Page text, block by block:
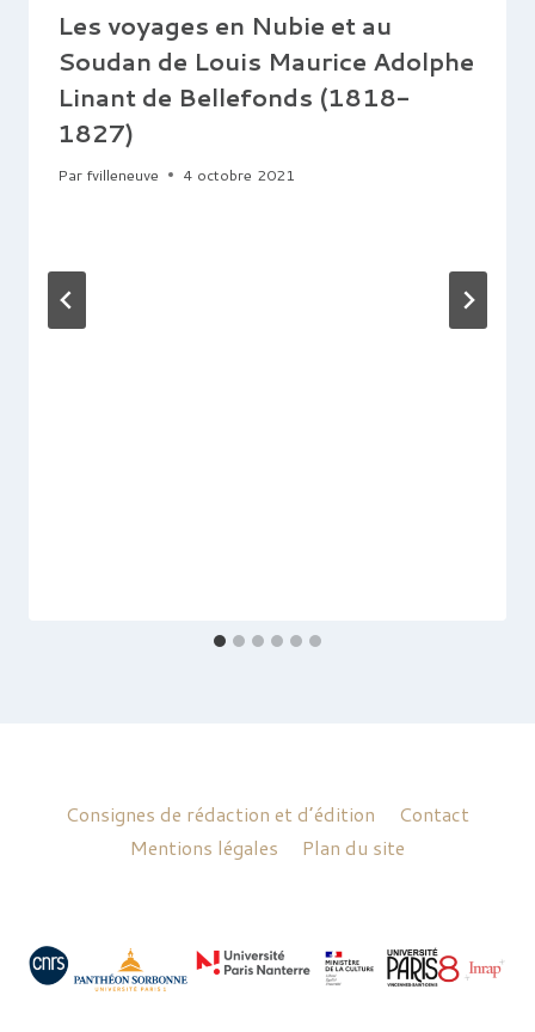
Les voyages en Nubie et au
Soudan de Louis Maurice Adolphe
Linant de Bellefonds (1818-
1827)
Par fvilleneuve 4 octobre 2021
Consignes de rédaction et d’édition
Contact
Mentions légales
Plan du site